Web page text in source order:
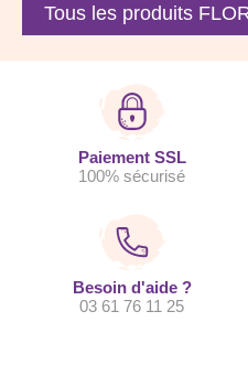
Tous les produits
Paiement SSL
100% sécurisé
Besoin d'aide ?
03 61 76 11 25